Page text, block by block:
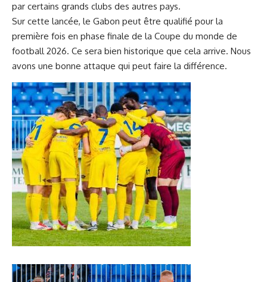
par certains grands clubs des autres pays.
Sur cette lancée, le Gabon peut être qualifié pour la
première fois en phase finale de la Coupe du monde de
football 2026. Ce sera bien historique que cela arrive. Nous
avons une bonne attaque qui peut faire la différence.